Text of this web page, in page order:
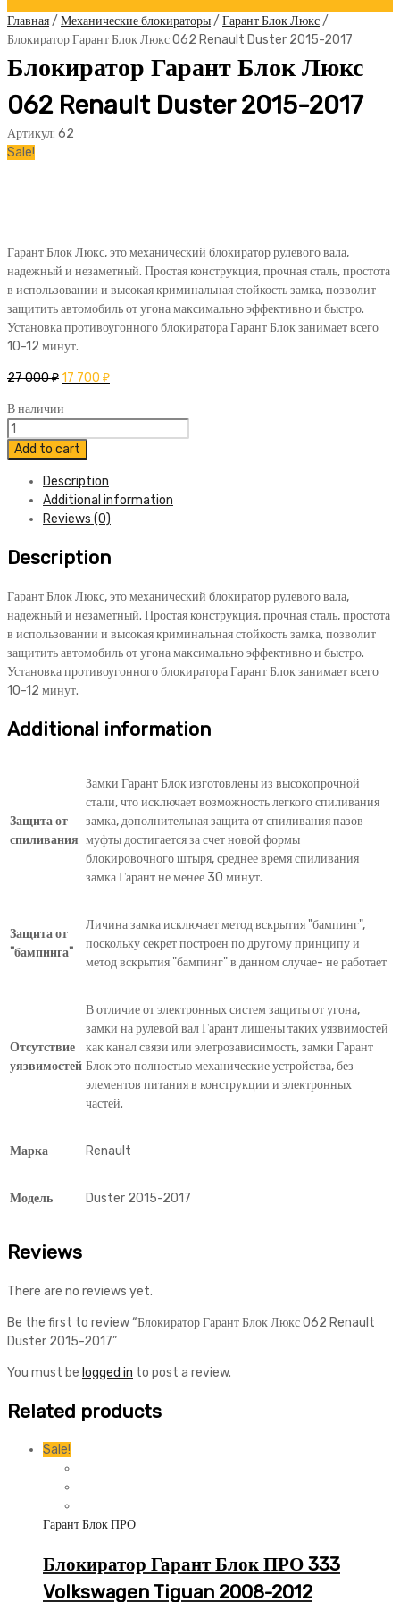
Главная/ Механические блокираторы/ Гарант Блок Люкс/
Блокиратор Гарант Блок Люкс 062 Renault Duster 2015-2017
Блокиратор Гарант Блок Люкс
062 Renault Duster 2015-2017
Артикул: 62
Sale!
Гарант Блок Люкс, это механический блокиратор рулевого вала,
надежный и незаметный. Простая конструкция, прочная сталь, простота
в использовании и высокая криминальная стойкость замка, позволит
защитить автомобиль от угона максимально эффективно и быстро.
Установка противоугонного блокиратора Гарант Блок занимает всего
10-12 минут.
27 000₽17 700 ₽
В наличии
Блокиратор
Гарант
Блок
Люкс
062
Renault
2015-
quantity
Add to cart
Description
Additional information
Reviews (0)
Description
Гарант Блок Люкс, это механический блокиратор рулевого вала,
надежный и незаметный. Простая конструкция, прочная сталь, простота
в использовании и высокая криминальная стойкость замка, позволит
защитить автомобиль от угона максимально эффективно и быстро.
Установка противоугонного блокиратора Гарант Блок занимает всего
10-12 минут.
Additional information
Защита от
спиливания
Замки Гарант Блок изготовлены из высокопрочной
стали, что исключает возможность легкого спиливания
замка, дополнительная защита от спиливания пазов
муфты достигается за счет новой формы
блокировочного штыря, среднее время спиливания
замка Гарант не менее 30 минут.
Защита от
"бампинга"
Личина замка исключает метод вскрытия "бампинг",
поскольку секрет построен по другому принципу и
метод вскрытия "бампинг" в данном случае- не работает
Отсутствие
уязвимостей
В отличие от электронных систем защиты от угона,
замки на рулевой вал Гарант лишены таких уязвимостей
как канал связи или элетрозависимость, замки Гарант
Блок это полностью механические устройства, без
элементов питания в конструкции и электронных
частей.
Марка Renault
Модель Duster 2015-2017
Reviews
There are no reviews yet.
Be the first to review “Блокиратор Гарант Блок Люкс 062 Renault
Duster 2015-2017”
You must be logged in to post a review.
Related products
Sale!
Гарант Блок ПРО
Блокиратор Гарант Блок ПРО 333
Volkswagen Tiguan 2008-2012